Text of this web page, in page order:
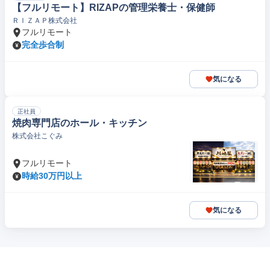
【フルリモート】RIZAPの管理栄養士・保健師
ＲＩＺＡＰ株式会社
フルリモート
完全歩合制
気になる
正社員
焼肉専門店のホール・キッチン
株式会社こぐみ
フルリモート
時給30万円以上
気になる